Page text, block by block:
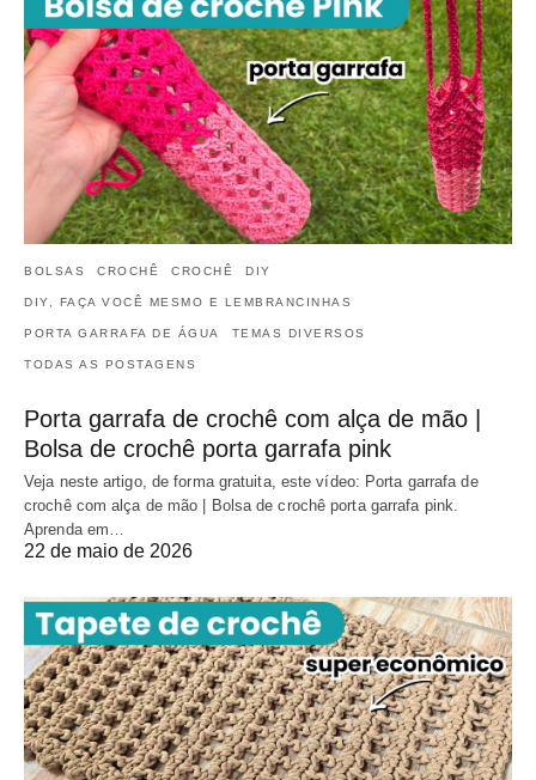
BOLSAS CROCHÊ CROCHÊ DIY
DIY, FAÇA VOCÊ MESMO E LEMBRANCINHAS
PORTA GARRAFA DE ÁGUA TEMAS DIVERSOS
TODAS AS POSTAGENS
Porta garrafa de crochê com alça de mão |
Bolsa de crochê porta garrafa pink
Veja neste artigo, de forma gratuita, este vídeo: Porta garrafa de
crochê com alça de mão | Bolsa de crochê porta garrafa pink.
Aprenda em…
22 de maio de 2026